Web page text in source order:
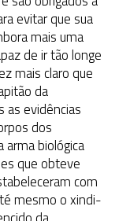
evitar que sua
mais uma
de ir tão longe
mais claro que
da
as evidências
dos
biológica
que obteve
com
mesmo o xindi-